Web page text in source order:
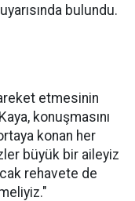
bulundu.
etmesinin
konuşmasını
konan her
büyük bir aileyiz
rehavete de